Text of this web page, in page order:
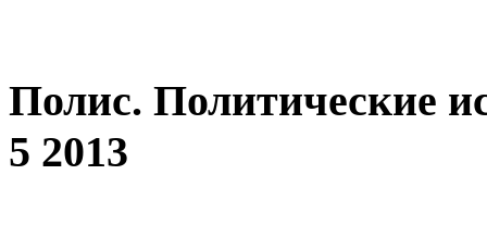
Полис. Политические
5 2013